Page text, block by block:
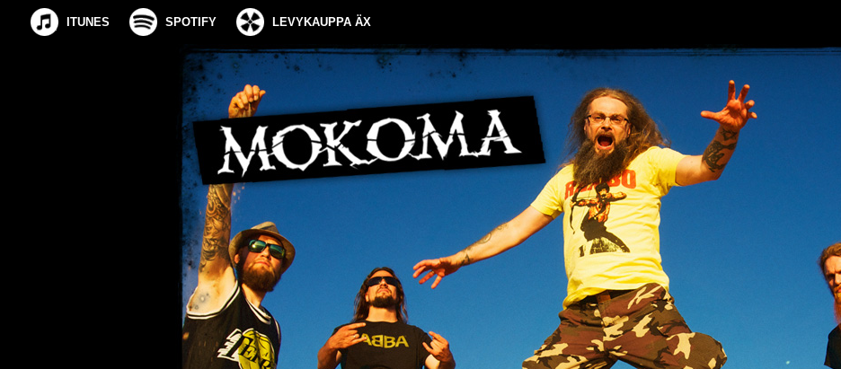
ITUNES SPOTIFY LEVYKAUPPA ÄX